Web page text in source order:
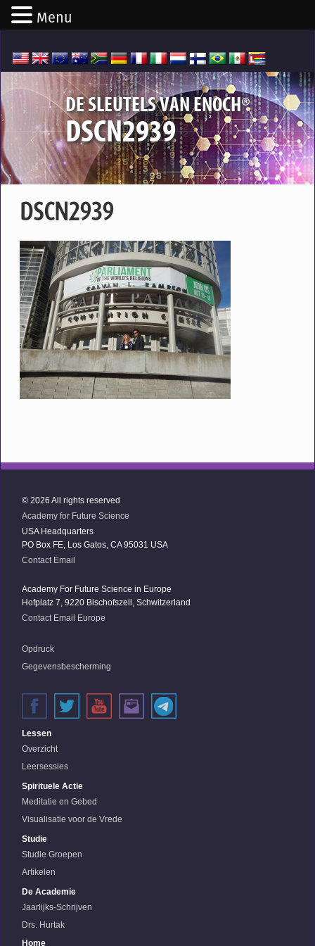
DE SLEUTELS VAN ENOCH®
DSCN2939
DSCN2939
© 2026 All rights reserved
Academy for Future Science
USA Headquarters
PO Box FE, Los Gatos, CA 95031 USA
Contact Email
Academy For Future Science in Europe
Hofplatz 7, 9220 Bischofszell, Schwitzerland
Contact Email Europe
Opdruck
Gegevensbescherming
Lessen
Overzicht
Leersessies
Spirituele Actie
Meditatie en Gebed
Visualisatie voor de Vrede
Studie
Studie Groepen
Artikelen
De Academie
Jaarlijks-Schrijven
Drs. Hurtak
Home
Menu